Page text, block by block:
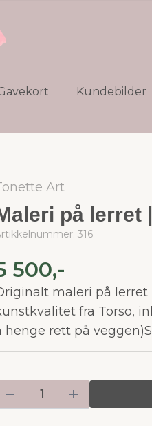
Kundebilder
Art
på lerret
316
500,-
maleri på
fra Torso,
henge rett på veggen)S